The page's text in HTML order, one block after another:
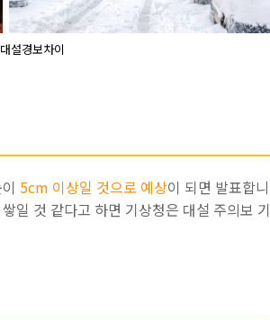
설경보차이
5cm 이상일 것으로 예상이 되면 발표합니
일 것 같다고 하면 기상청은 대설 주의보 기